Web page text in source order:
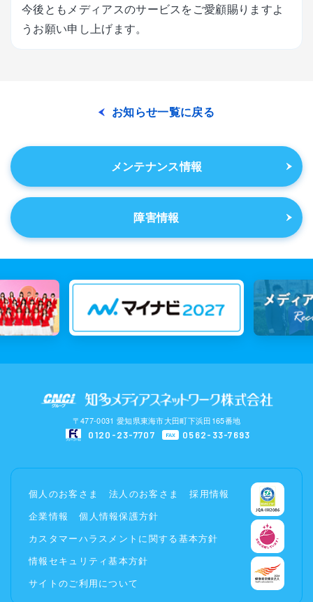
今後ともメディアスのサービスをご愛顧賜りますよ
うお願い申し上げます。
お知らせ一覧に戻る
メンテナンス情報
障害情報
〒477-0031 愛知県東海市大田町下浜田165番地
0120-23-7707
FAX 0562-33-7693
個人のお客さま 法人のお客さま
採用情報
企業情報
個人情報保護方針
カスタマーハラスメントに関する基本方針
情報セキュリティ基本方針
サイトのご利用について